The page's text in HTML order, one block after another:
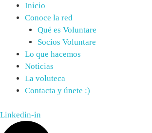
Inicio
Conoce la red
Qué es Voluntare
Socios Voluntare
Lo que hacemos
Noticias
La voluteca
Contacta y únete :)
Linkedin-in